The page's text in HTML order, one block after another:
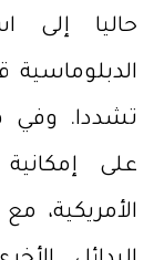
حاليا إلى
الدبلوماسية
تشددا. وفي
على
الأمريكية،